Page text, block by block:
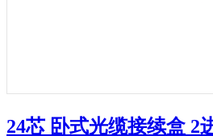
24芯 卧式光缆接续盒 2